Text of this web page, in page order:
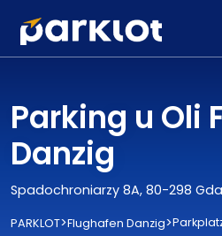
Parking u Oli
Danzig
Spadochroniarzy 8A, 80-298
PARKLOT>Flughafen Danzig>